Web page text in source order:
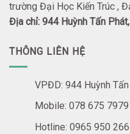
trường Đại Học Kiến Trúc ,
Địa chỉ: 944 Huỳnh Tấn
THÔNG LIÊN HỆ
VPĐD: 944 Huỳnh Tấn
Mobile: 078 675 7979
Hotline: 0965 950 266